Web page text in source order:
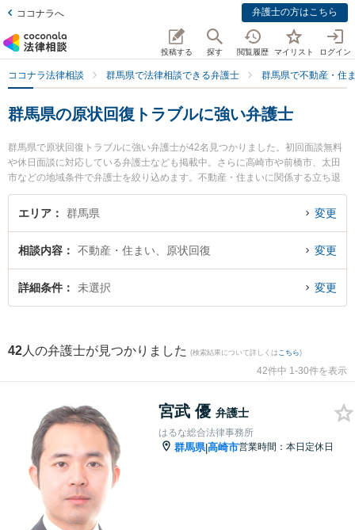
ココナラへ 弁護士の方はこちら
投稿する 探す 閲覧履歴 マイリスト ログイン
ココナラ法律相談 群馬県で法律相談できる弁護士 群馬県で不動産・住
群馬県の原状回復トラブルに強い弁護士
群馬県で原状回復トラブルに強い弁護士が42名見つかりました。初回面談無料
や休日面談に対応している弁護士なども掲載中。さらに高崎市や前橋市、太田
市などの地域条件で弁護士を絞り込めます。不動産・住まいに関係する立ち退
き交渉や家賃交渉、不動産契約解除等の細かな分野での絞り込み検索もでき便
利です。特にはるな総合法律事務所の宮武 優弁護士や山田穂積法律事務所の山
状回復トラブルのトラブルを今すぐに弁護士に相談したい』『原状回復トラブ
ルのトラブル解決の実績豊富な近くの弁護士を検索したい』『初回相談無料で
原状回復トラブルを法律相談できる群馬県内の弁護士に相談予約したい』など
エリア 群馬県 変更
相談内容 不動産・住まい、原状回復 変更
詳細条件 未選択 変更
42 人の弁護士が見つかりました (検索結果について詳しくは こちら)
42件中 1-30件を表示
宮武 優 弁護士
はるな総合法律事務所
群馬県|高崎市営業時間：本日定休日